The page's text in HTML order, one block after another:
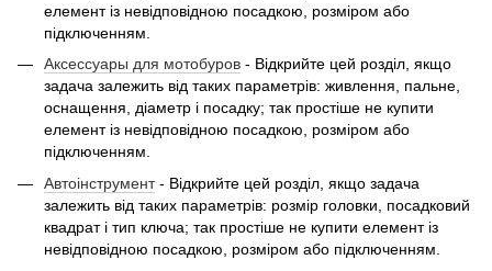
елемент із невідповідною посадкою, розміром або
підключенням.
Аксессуары для мотобуров - Відкрийте цей розділ, якщо
задача залежить від таких параметрів: живлення, пальне,
оснащення, діаметр і посадку; так простіше не купити
елемент із невідповідною посадкою, розміром або
підключенням.
Автоінструмент- Відкрийте цей розділ, якщо задача
залежить від таких параметрів: розмір головки, посадковий
квадрат і тип ключа; так простіше не купити елемент із
невідповідною посадкою, розміром або підключенням.